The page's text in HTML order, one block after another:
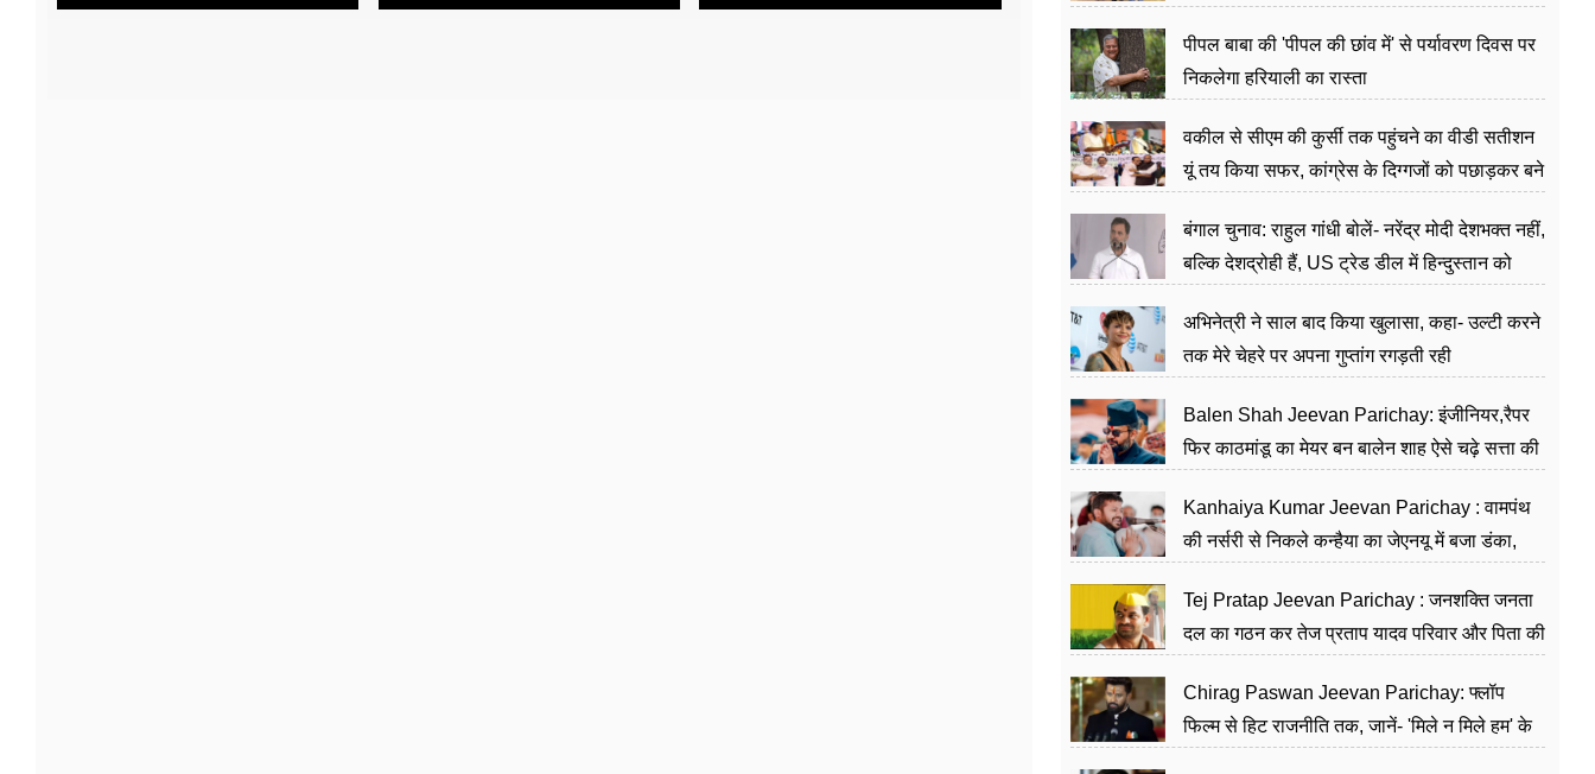
पीपल बाबा की 'पीपल की छांव में' से पर्यावरण दिवस पर
निकलेगा हरियाली का रास्ता
वकील से सीएम की कुर्सी तक पहुंचने का वीडी सतीशन
यूं तय किया सफर, कांग्रेस के दिग्गजों को पछाड़कर बने
बंगाल चुनाव: राहुल गांधी बोलें- नरेंद्र मोदी देशभक्त नहीं,
बल्कि देशद्रोही हैं, US ट्रेड डील में हिन्दुस्तान को
अभिनेत्री ने साल बाद किया खुलासा, कहा- उल्टी करने
तक मेरे चेहरे पर अपना गुप्तांग रगड़ती रही
Balen Shah Jeevan Parichay: इंजीनियर,रैपर
फिर काठमांडू का मेयर बन बालेन शाह ऐसे चढ़े सत्ता की
Kanhaiya Kumar Jeevan Parichay : वामपंथ
की नर्सरी से निकले कन्हैया का जेएनयू में बजा डंका,
Tej Pratap Jeevan Parichay : जनशक्ति जनता
दल का गठन कर तेज प्रताप यादव परिवार और पिता की
Chirag Paswan Jeevan Parichay: फ्लॉप
फिल्म से हिट राजनीति तक, जानें- 'मिले न मिले हम' के